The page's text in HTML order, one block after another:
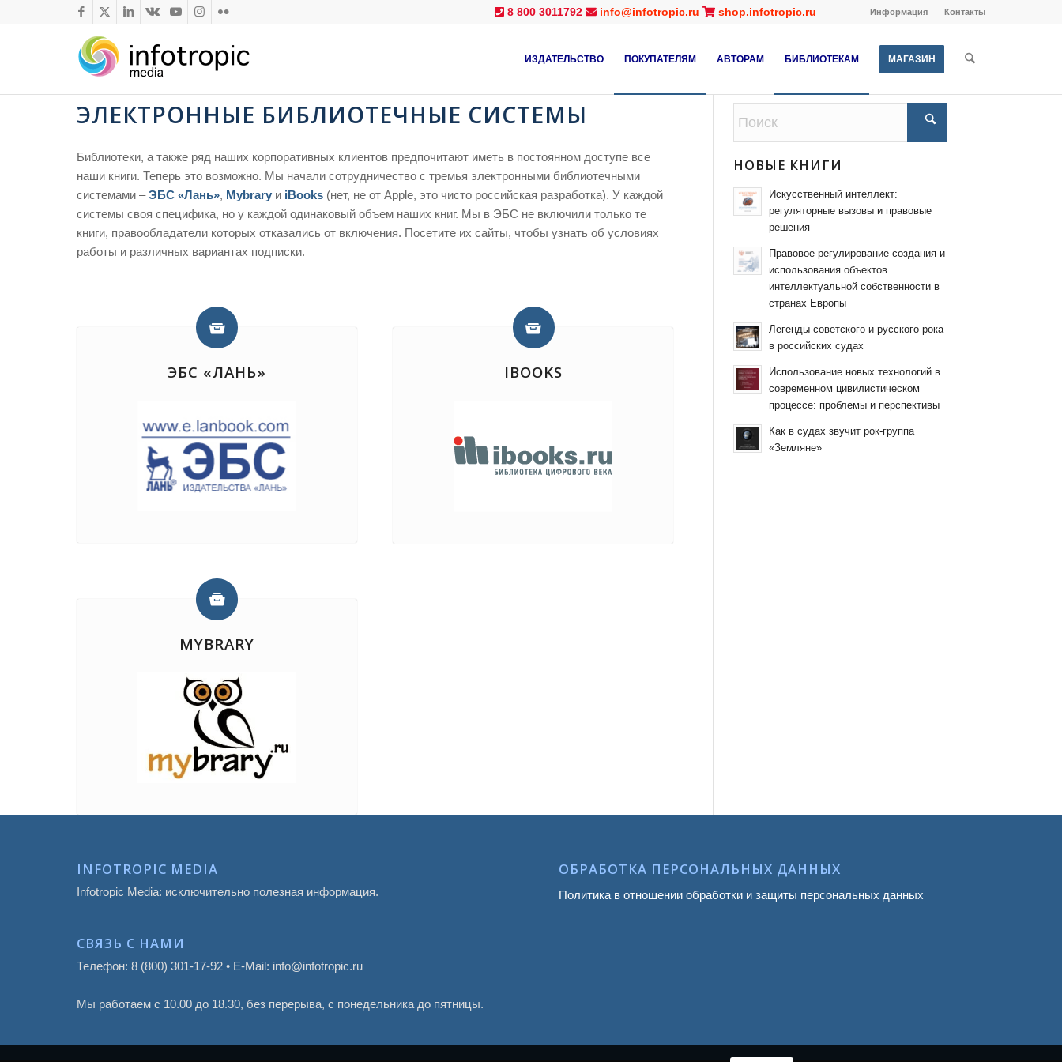
Информация Контакты
8 800 3011792 info@infotropic.ru shop.infotropic.ru
ИЗДАТЕЛЬСТВО ПОКУПАТЕЛЯМ АВТОРАМ БИБЛИОТЕКАМ МАГАЗИН
ЭЛЕКТРОННЫЕ БИБЛИОТЕЧНЫЕ СИСТЕМЫ
Библиотеки, а также ряд наших корпоративных клиентов предпочитают иметь в постоянном доступе все
наши книги. Теперь это возможно. Мы начали сотрудничество с тремья электронными библиотечными
системами –ЭБС «Лань», Mybrary и iBooks (нет, не от Apple, это чисто российская разработка). У каждой
системы своя специфика, но у каждой одинаковый объем наших книг. Мы в ЭБС не включили только те
книги, правообладатели которых отказались от включения. Посетите их сайты, чтобы узнать об условиях
работы и различных вариантах подписки.
ЭБС «ЛАНЬ» IBOOKS
MYBRARY
НОВЫЕ КНИГИ
Искусственный интеллект:
регуляторные вызовы и правовые
решения
Правовое регулирование создания и
использования объектов
интеллектуальной собственности в
странах Европы
Легенды советского и русского рока
в российских судах
Использование новых технологий в
современном цивилистическом
процессе: проблемы и перспективы
Как в судах звучит рок-группа
«Земляне»
INFOTROPIC MEDIA
Infotropic Media: исключительно полезная информация.
СВЯЗЬ С НАМИ
Телефон: 8 (800) 301-17-92 • E-Mail: info@infotropic.ru
Мы работаем с 10.00 до 18.30, без перерыва, с понедельника до пятницы.
ОБРАБОТКА ПЕРСОНАЛЬНЫХ ДАННЫХ
Политика в отношении обработки и защиты персональных данных